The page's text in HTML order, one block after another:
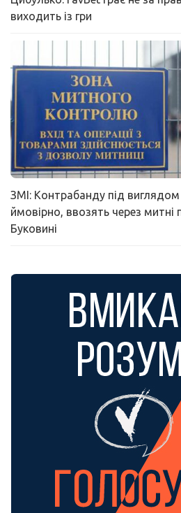
виходить із гри
ЗМІ: Контрабанду під
ймовірно, ввозять через митні
Буковині